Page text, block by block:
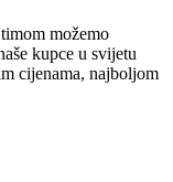
možemo
kupce u svijetu
cijenama, najboljom